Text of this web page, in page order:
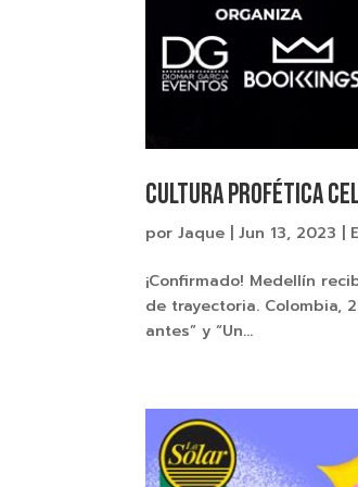
Cultura Profética
porJaque |Jun 13, 2023
¡Confirmado! Medellín
de trayectoria. Colombia,
antes” y “Un...